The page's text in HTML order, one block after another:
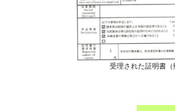
受理された証明書（